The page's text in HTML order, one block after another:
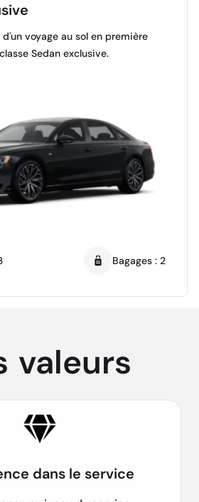
voyage au sol en première
Sedan exclusive.
Bagages : 2
valeurs
dans le service